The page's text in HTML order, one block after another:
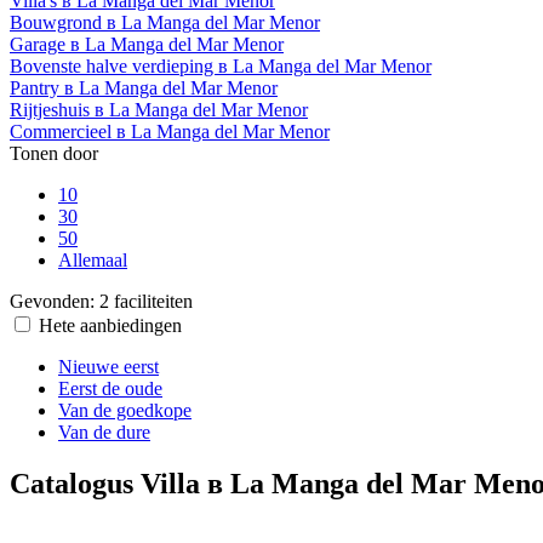
Bouwgrond в La Manga del Mar Menor
Garage в La Manga del Mar Menor
Bovenste halve verdieping в La Manga del Mar Menor
Pantry в La Manga del Mar Menor
Rijtjeshuis в La Manga del Mar Menor
Commercieel в La Manga del Mar Menor
Tonen door
10
30
50
Allemaal
Gevonden: 2 faciliteiten
Hete aanbiedingen
Nieuwe eerst
Eerst de oude
Van de goedkope
Van de dure
Catalogus Villa в La Manga del Mar